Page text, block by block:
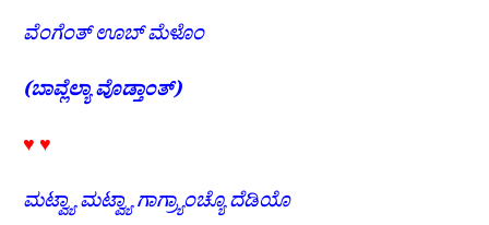
ವೆಂಗೆಂತ್ ಊಬ್ಮೆಳೊಂ
(ಬಾವ್ಲೆಲ್ಯಾವೊಡ್ತಾಂತ್)
♥ ♥
ಮಟ್ವ್ಯಾಮಟ್ವ್ಯಾಗಾಗ್ರ್ಯಾಂಚ್ಯೊದೆಡಿಯೊ